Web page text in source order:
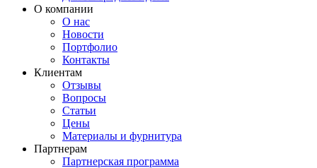
О компании
О нас
Новости
Портфолио
Контакты
Клиентам
Отзывы
Вопросы
Статьи
Цены
Материалы и фурнитура
Партнерам
Партнерская программа